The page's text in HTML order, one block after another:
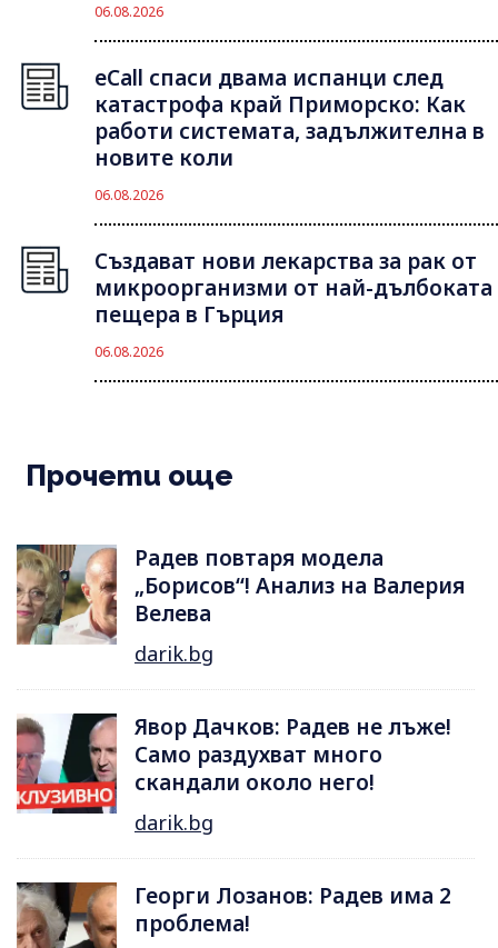
06.08.2026
eCall спаси двама испанци след
катастрофа край Приморско: Как
работи системата, задължителна в
новите коли
06.08.2026
Създават нови лекарства за рак от
микроорганизми от най-дълбоката
пещера в Гърция
06.08.2026
Прочети още
Радев повтаря модела
„Борисов“! Анализ на Валерия
Велева
darik.bg
Явор Дачков: Радев не лъже!
Само раздухват много
скандали около него!
darik.bg
Георги Лозанов: Радев има 2
проблема!